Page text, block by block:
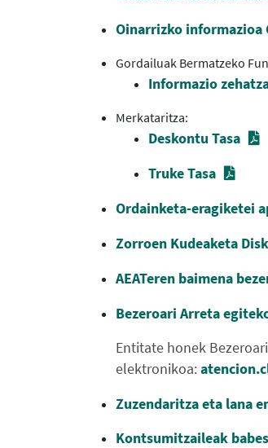
Oinarrizko informazioa
Gordailuak Bermatzeko
Informazio
Merkataritza:
Deskontu Tasa
Truke Tasa
Ordainketa-eragiketei
Zorroen Kudeaketa
AEATeren baimena
Bezeroari Arreta
Entitate honek
elektronikoa:
Zuzendaritza eta lana
Kontsumitzaileak